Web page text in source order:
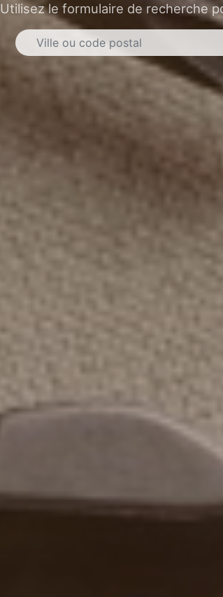
Utilisez le formulaire de recherche